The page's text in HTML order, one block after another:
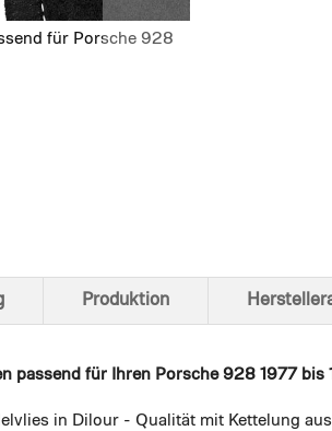
für Porsche 928
passend für Ihren Porsche 928 1977 bis
in Dilour - Qualität mit Kettelung
Produktion